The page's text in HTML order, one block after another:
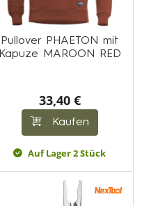
Pullover PHAETON mit
Kapuze MAROON RED
33,40 €
Kaufen
Auf Lager 2 Stück